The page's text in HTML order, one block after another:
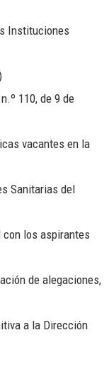
Instituciones
110, de 9 de
vacantes en la
Sanitarias del
los aspirantes
de alegaciones,
a la Dirección